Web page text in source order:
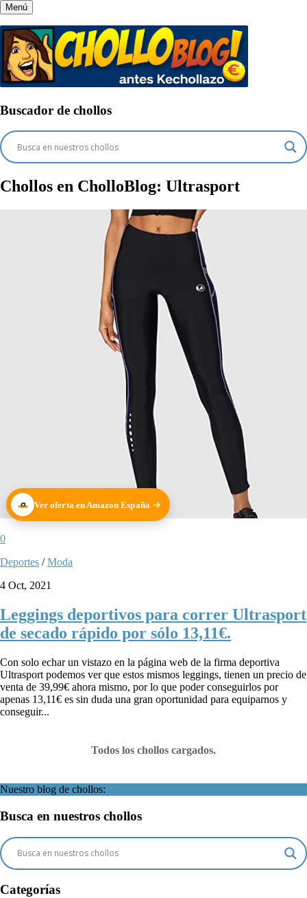
Menú
Buscador de chollos
Chollos en CholloBlog: Ultrasport
Ver oferta en Amazon España
0
Deportes /Moda
4 Oct, 2021
Leggings deportivos para correr Ultrasport
de secado rápido por sólo 13,11€.
Con solo echar un vistazo en la página web de la firma deportiva
Ultrasport podemos ver que estos mismos leggings, tienen un precio de
venta de 39,99€ ahora mismo, por lo que poder conseguirlos por
apenas 13,11€ es sin duda una gran oportunidad para equiparnos y
conseguir...
Todos los chollos cargados.
Nuestro blog de chollos:
Busca en nuestros chollos
Categorías